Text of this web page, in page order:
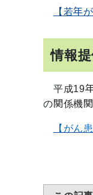
【若年
情報
平成19年
の関係機
【がん